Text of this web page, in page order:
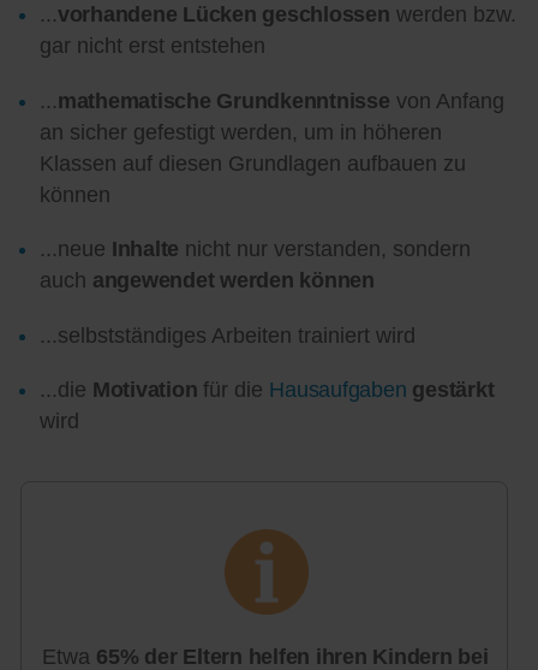
...vorhandene Lücken geschlossen werden bzw.
gar nicht erst entstehen
...mathematische Grundkenntnisse von Anfang
an sicher gefestigt werden, um in höheren
Klassen auf diesen Grundlagen aufbauen zu
können
...neue Inhalte nicht nur verstanden, sondern
auch angewendet werden können
...selbstständiges Arbeiten trainiert wird
...die Motivation für die Hausaufgaben gestärkt
wird
Etwa 65% der Eltern helfen ihren Kindern bei